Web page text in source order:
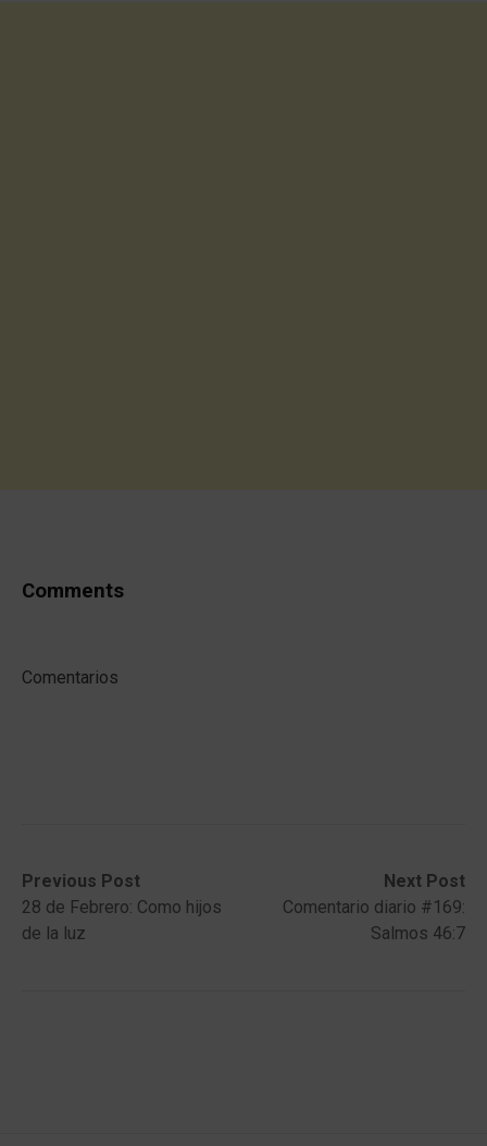
Comments
Comentarios
Post
navigation
Previous Post
Previous
post:28 de Febrero: Como hijos
de la luz
Next Post
Next
post:
Comentario diario #169:
Salmos 46:7